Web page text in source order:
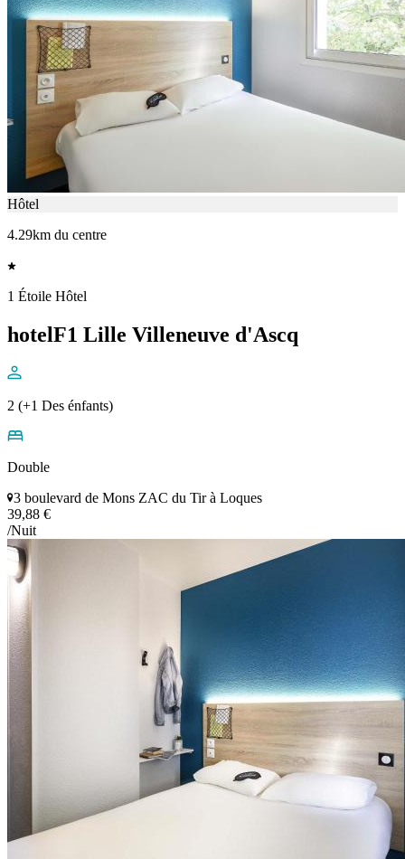
Hôtel
4.29km du centre
1 Étoile Hôtel
hotelF1 Lille Villeneuve d'Ascq
2 (+1 Des énfants)
Double
3 boulevard de Mons ZAC du Tir à Loques
39,88 €
/Nuit